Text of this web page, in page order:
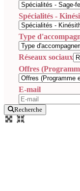
Spécialités -
Type
Réseaux sociaux
Offres
E-mail
Recherche